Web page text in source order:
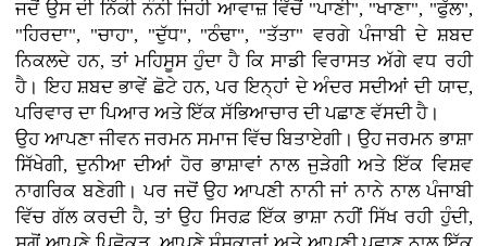
ਜਦੋਂ ਉਸ ਦੀ ਨਿੱਕੀ ਨੰਨੀ ਜਿਹੀ ਆਵਾਜ਼ ਵਿੱਚੋਂ "ਪਾਣੀ", "ਖਾਣਾ", "ਫੁੱਲ",
"ਹਿਰਦਾ", "ਚਾਹ", "ਦੁੱਧ", "ਠੰਢਾ", "ਤੱਤਾ" ਵਰਗੇ ਪੰਜਾਬੀ ਦੇ ਸ਼ਬਦ
ਨਿਕਲਦੇ ਹਨ, ਤਾਂ ਮਹਿਸੂਸ ਹੁੰਦਾ ਹੈ ਕਿ ਸਾਡੀ ਵਿਰਾਸਤ ਅੱਗੇ ਵਧ ਰਹੀ
ਹੈ। ਇਹ ਸ਼ਬਦ ਭਾਵੇਂ ਛੋਟੇ ਹਨ, ਪਰ ਇਨ੍ਹਾਂ ਦੇ ਅੰਦਰ ਸਦੀਆਂ ਦੀ ਯਾਦ,
ਪਰਿਵਾਰ ਦਾ ਪਿਆਰ ਅਤੇ ਇੱਕ ਸੱਭਿਆਚਾਰ ਦੀ ਪਛਾਣ ਵੱਸਦੀ ਹੈ।
ਉਹ ਆਪਣਾ ਜੀਵਨ ਜਰਮਨ ਸਮਾਜ ਵਿੱਚ ਬਿਤਾਏਗੀ। ਉਹ ਜਰਮਨ ਭਾਸ਼ਾ
ਸਿੱਖੇਗੀ, ਦੁਨੀਆ ਦੀਆਂ ਹੋਰ ਭਾਸ਼ਾਵਾਂ ਨਾਲ ਜੁੜੇਗੀ ਅਤੇ ਇੱਕ ਵਿਸ਼ਵ
ਨਾਗਰਿਕ ਬਣੇਗੀ। ਪਰ ਜਦੋਂ ਉਹ ਆਪਣੀ ਨਾਨੀ ਜਾਂ ਨਾਨੇ ਨਾਲ ਪੰਜਾਬੀ
ਵਿੱਚ ਗੱਲ ਕਰਦੀ ਹੈ, ਤਾਂ ਉਹ ਸਿਰਫ਼ ਇੱਕ ਭਾਸ਼ਾ ਨਹੀਂ ਸਿੱਖ ਰਹੀ ਹੁੰਦੀ,